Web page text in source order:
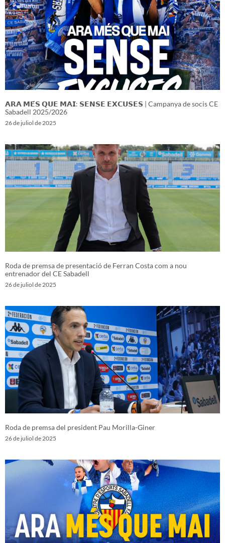
𝗔𝗥𝗔 𝗠𝗘́𝗦 𝗤𝗨𝗘 𝗠𝗔𝗜: 𝗦𝗘𝗡𝗦𝗘 𝗘𝗫𝗖𝗨𝗦𝗘𝗦 | Campanya de socis CE
Sabadell 2025/2026
26 de juliol de 2025
Roda de premsa de presentació de Ferran Costa com a nou
entrenador del CE Sabadell
26 de juliol de 2025
Roda de premsa del president Pau Morilla-Giner
26 de juliol de 2025